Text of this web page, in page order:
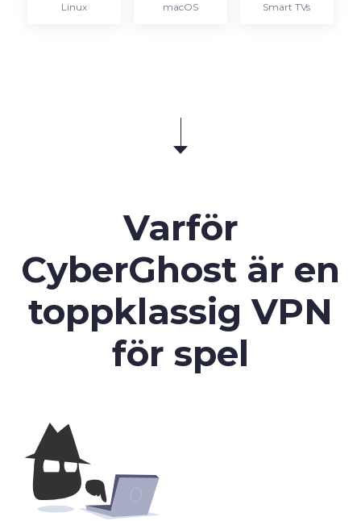
Linux macOS Smart TVs
Varför
CyberGhost är en
toppklassig VPN
för spel